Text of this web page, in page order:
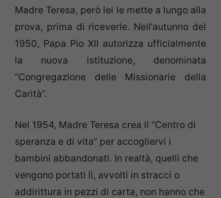
Madre Teresa, però lei le mette a lungo alla
prova, prima di riceverle. Nell’autunno del
1950, Papa Pio XII autorizza ufficialmente
la nuova istituzione, denominata
“Congregazione delle Missionarie della
Carità”.
Nel 1954, Madre Teresa crea il “Centro di
speranza e di vita” per accogliervi i
bambini abbandonati. In realtà, quelli che
vengono portati lì, avvolti in stracci o
addirittura in pezzi di carta, non hanno che